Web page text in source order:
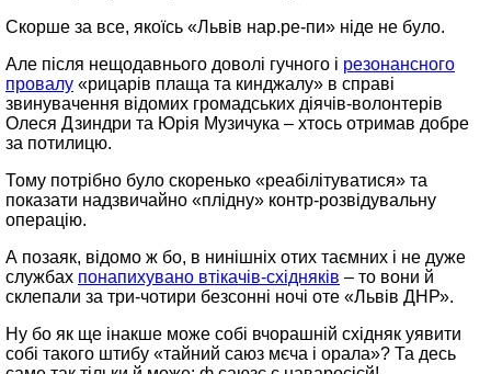
Скорше за все, якоїсь «Львів нар.ре‑пи» ніде не було.
Але після нещодавнього доволі гучного і резонансного
провалу «рицарів плаща та кинджалу» в справі
звинувачення відомих громадських діячів‑волонтерів
Олеся Дзиндри та Юрія Музичука – хтось отримав добре
за потилицю.
Тому потрібно було скоренько «реабілітуватися» та
показати надзвичайно «плідну» контр‑розвідувальну
операцію.
А позаяк, відомо ж бо, в нинішніх отих таємних і не дуже
службах понапихувано втікачів‑східняків – то вони й
склепали за три‑чотири безсонні ночі оте «Львів ДНР».
Ну бо як ще інакше може собі вчорашній східняк уявити
собі такого штибу «тайний саюз мєча і орала»? Та десь